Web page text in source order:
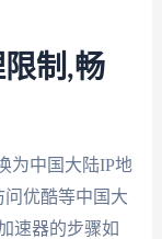
制,畅
为中国大陆IP地
优酷等中国大
速器的步骤如